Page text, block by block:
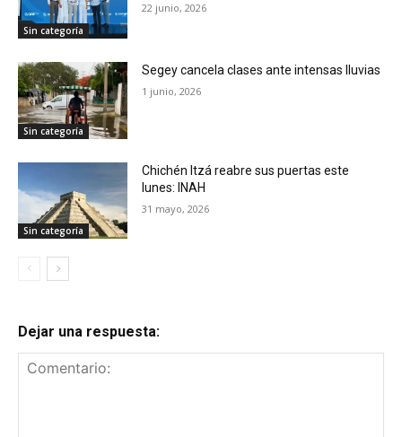
Sin categoría
22 junio, 2026
Sin categoría
Segey cancela clases ante intensas lluvias
1 junio, 2026
Sin categoría
Chichén Itzá reabre sus puertas este
lunes: INAH
31 mayo, 2026
Dejar una respuesta: